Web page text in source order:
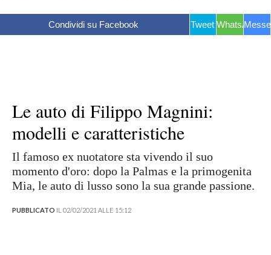
Condividi su Facebook Tweet WhatsApp
Le auto di Filippo Magnini:
modelli e caratteristiche
Il famoso ex nuotatore sta vivendo il suo
momento d'oro: dopo la Palmas e la primogenita
Mia, le auto di lusso sono la sua grande passione.
PUBBLICATO IL 02/02/2021 ALLE 15:12